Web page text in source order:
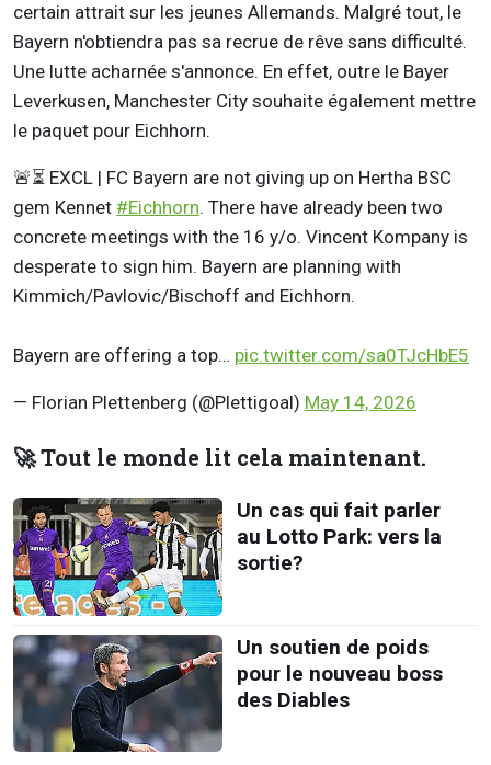
certain attrait sur les jeunes Allemands. Malgré tout, le
Bayern n'obtiendra pas sa recrue de rêve sans difficulté.
Une lutte acharnée s'annonce. En effet, outre le Bayer
Leverkusen, Manchester City souhaite également mettre
le paquet pour Eichhorn.
🚨⏳ EXCL | FC Bayern are not giving up on Hertha BSC
gem Kennet #Eichhorn. There have already been two
concrete meetings with the 16 y/o. Vincent Kompany is
desperate to sign him. Bayern are planning with
Kimmich/Pavlovic/Bischoff and Eichhorn.
Bayern are offering a top… pic.twitter.com/sa0TJcHbE5
— Florian Plettenberg (@Plettigoal) May 14, 2026
🚀 Tout le monde lit cela maintenant.
Un cas qui fait parler
au Lotto Park: vers la
sortie?
Un soutien de poids
pour le nouveau boss
des Diables